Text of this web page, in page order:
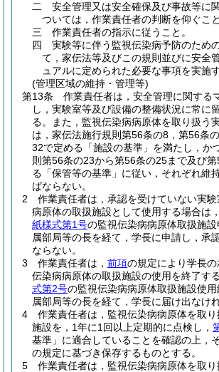
二
安全管理又は安全確保及び事故等に
ついては，作業責任者の判断を仰ぐこと
三
作業責任者の指示に従うこと。
四
実験等に伴う監視伝染病予防のため
て，家伝法等及びこの規則並びに安全
ュアルに定められた必要な事項を実施
(管理区域の維持・管理等)
第13条
作業責任者は，安全管理に関する
し，実験室等及び設備の整備状況に常に
る。
また，監視伝染病病原体を取り扱う
は，家伝法施行規則第56条の8，第56条
32で定める「施設の基準」を満たし，か
則第56条の23から第56条の25まで及び
る「保管等の基準」に従い，それぞれ維
ばならない。
2
作業責任者は，承認を受けていない実
病原体の取扱施設として使用する場合は
紙様式第1号の監視伝染病病原体取扱施
属部局等の長を経て，学長に申請し，承
ならない。
3
作業責任者は， 前項の規定により学長
伝染病病原体の取扱施設の使用を終了す
式第2号の監視伝染病病原体取扱施設使
属部局等の長を経て，学長に届け出なけ
4
作業責任者は，監視伝染病病原体を取
施設を，1年に1回以上定期的に点検し，
基準」に適合していることを確認の上，
の規定に基づき保存するものとする。
5
作業責任者は，監視伝染病病原体を取